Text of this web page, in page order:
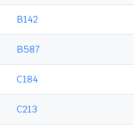
B142
B587
C184
C213